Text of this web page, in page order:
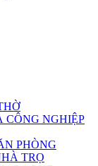
CÔNG NGHIỆP
PHÒNG
TRỌ